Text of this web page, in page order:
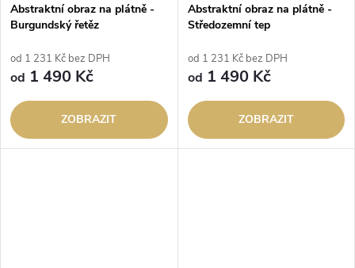
Abstraktní obraz na plátně -
Burgundský řetěz
od 1 231 Kč bez DPH
od 1 490 Kč
ZOBRAZIT
Abstraktní obraz na plátně -
Středozemní tep
od 1 231 Kč bez DPH
od 1 490 Kč
ZOBRAZIT